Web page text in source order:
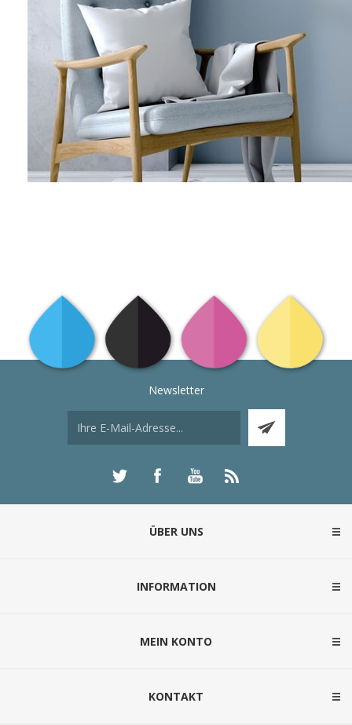
Newsletter
ÜBER UNS
INFORMATION
MEIN KONTO
KONTAKT